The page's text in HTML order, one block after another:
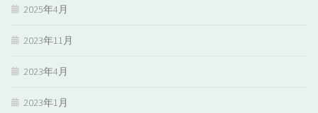
2025年4月
2023年11月
2023年4月
2023年1月